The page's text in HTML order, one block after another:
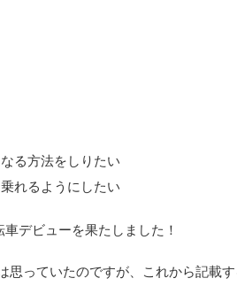
る方法をしりたい
れるようにしたい
デビューを果たしました！
思っていたのですが、これから記載